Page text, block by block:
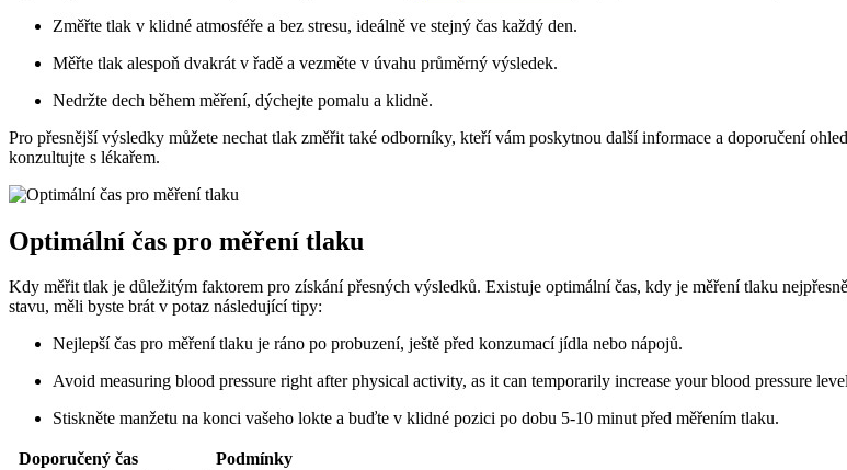
Změřte tlak v klidné atmosféře a bez stresu, ideálně ve stejný čas každý den.
Měřte tlak alespoň dvakrát v řadě a vezměte v úvahu průměrný výsledek.
Nedržte dech během měření, dýchejte pomalu a klidně.
Pro přesnější výsledky můžete nechat tlak změřit také odborníky, kteří vám poskytnou další informace a doporučení
konzultujte s lékařem.
Optimální čas pro měření tlaku
Kdy měřit tlak je důležitým faktorem pro získání přesných výsledků. Existuje optimální čas, kdy je měření tlaku
stavu, měli byste brát v potaz následující tipy:
Nejlepší čas pro měření tlaku je ráno po probuzení, ještě před konzumací jídla nebo nápojů.
Avoid measuring blood pressure right after physical activity, as it can temporarily increase your blood pressure
Stiskněte manžetu na konci vašeho lokte a buďte v klidné pozici po dobu 5-10 minut před měřením tlaku.
Doporučený čas
Podmínky